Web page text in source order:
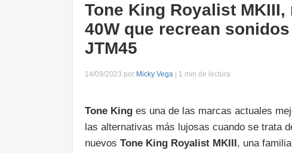
Tone King Royalist
40W que recrean
JTM45
14/09/2023 por Micky Vega | 1 min de lectura
Tone King es una de las marcas actuales
las alternativas más lujosas cuando se trata
nuevos Tone King Royalist MKIII, una